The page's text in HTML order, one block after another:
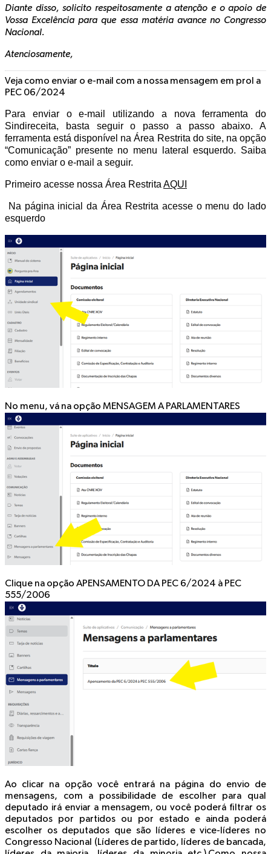
Diante disso, solicito respeitosamente a atenção e o apoio de
Vossa Excelência para que essa matéria avance no Congresso
Nacional.
Atenciosamente,
Veja como enviar o e-mail com a nossa mensagem em prol a
PEC 06/2024
Para enviar o e-mail utilizando a nova ferramenta do
Sindireceita, basta seguir o passo a passo abaixo. A
ferramenta está disponível na Área Restrita do site, na opção
“Comunicação” presente no menu lateral esquerdo. Saiba
como enviar o e-mail a seguir.
Primeiro acesse nossa Área Restrita AQUI
Na página inicial da Área Restrita acesse o menu do lado
esquerdo
No menu, vá na opção MENSAGEM A PARLAMENTARES
Clique na opção APENSAMENTO DA PEC 6/2024 à PEC
555/2006
Ao clicar na opção você entrará na página do envio de
mensagens, com a possibilidade de escolher para qual
deputado irá enviar a mensagem, ou você poderá filtrar os
deputados por partidos ou por estado e ainda poderá
escolher os deputados que são líderes e vice-líderes no
Congresso Nacional (Líderes de partido, líderes de bancada,